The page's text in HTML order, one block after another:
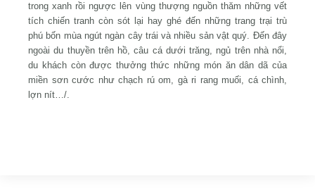
trong xanh rồi ngược lên vùng thượng nguồn thăm những vết
tích chiến tranh còn sót lại hay ghé đến những trang trại trù
phú bốn mùa ngút ngàn cây trái và nhiều sản vật quý. Đến đây
ngoài du thuyền trên hồ, câu cá dưới trăng, ngủ trên nhà nổi,
du khách còn được thưởng thức những món ăn dân dã của
miền sơn cước như chạch rú om, gà ri rang muối, cá chình,
lợn nít…/.